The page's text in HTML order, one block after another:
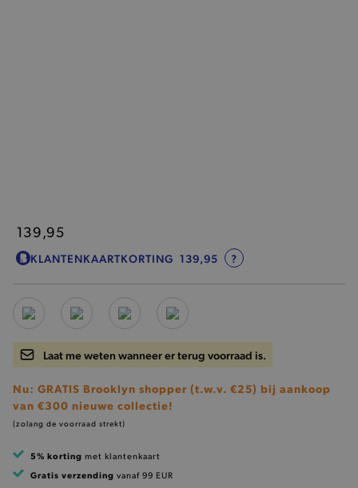
139,95
KLANTENKAARTKORTING 139,95 ?
Laat me weten wanneer er terug voorraad is.
Nu: GRATIS Brooklyn shopper (t.w.v. €25) bij aankoop
van €300 nieuwe collectie!
(zolang de voorraad strekt)
5% korting met klantenkaart
Gratis verzending vanaf 99 EUR